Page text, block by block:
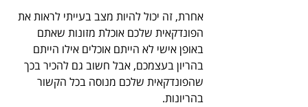
אחרת, זה יכול להיות מצב בעייתי לראות את
הפונדקאית שלכם אוכלת מזונות שאתם
באופן אישי לא הייתם אוכלים אילו הייתם
בהריון בעצמכם, אבל חשוב גם להכיר בכך
שהפונדקאית שלכם מנוסה בכל הקשור
בהריונות.